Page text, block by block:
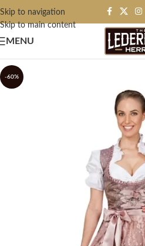
Skip to navigation
Skip to main content
MENU
-60%